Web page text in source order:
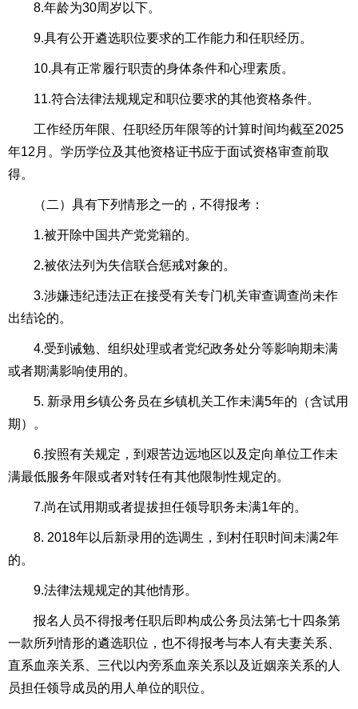
8.年龄为30周岁以下。
9.具有公开遴选职位要求的工作能力和任职经历。
10.具有正常履行职责的身体条件和心理素质。
11.符合法律法规规定和职位要求的其他资格条件。
工作经历年限、任职经历年限等的计算时间均截至2025
年12月。学历学位及其他资格证书应于面试资格审查前取
得。
（二）具有下列情形之一的，不得报考：
1.被开除中国共产党党籍的。
2.被依法列为失信联合惩戒对象的。
3.涉嫌违纪违法正在接受有关专门机关审查调查尚未作
出结论的。
4.受到诫勉、组织处理或者党纪政务处分等影响期未满
或者期满影响使用的。
5. 新录用乡镇公务员在乡镇机关工作未满5年的（含试用
期）。
6.按照有关规定，到艰苦边远地区以及定向单位工作未
满最低服务年限或者对转任有其他限制性规定的。
7.尚在试用期或者提拔担任领导职务未满1年的。
8. 2018年以后新录用的选调生，到村任职时间未满2年
的。
9.法律法规规定的其他情形。
报名人员不得报考任职后即构成公务员法第七十四条第
一款所列情形的遴选职位，也不得报考与本人有夫妻关系、
直系血亲关系、三代以内旁系血亲关系以及近姻亲关系的人
员担任领导成员的用人单位的职位。